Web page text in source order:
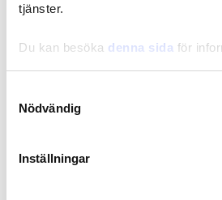
tjänster.
Du kan besöka denna sida för
Nödvändig
Inställningar